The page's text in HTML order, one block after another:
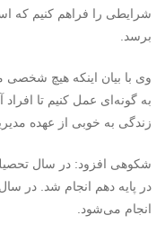
شرایطی را فراهم کنیم که
برسد.
وی با بیان اینکه هیچ
به گونه‌ای عمل کنیم تا افراد
زندگی به خوبی از عهده
در پایه دهم انجام شد. در
انجام می‌شود.